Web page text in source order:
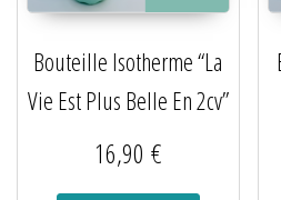
Bouteille Isotherme “La
Vie Est Plus Belle En 2cv”
16,90 €